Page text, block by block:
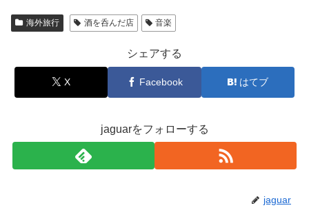
海外旅行 酒を呑んだ店 音楽
シェアする
X Facebook はてブ
jaguarをフォローする
jaguar